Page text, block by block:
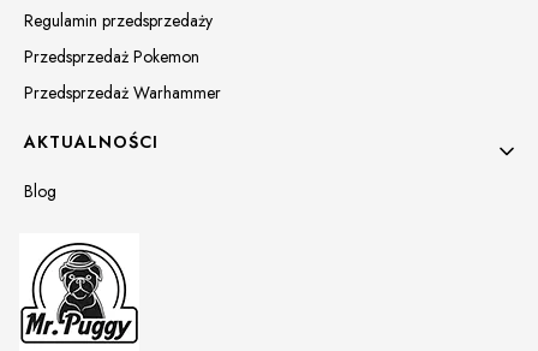
Regulamin przedsprzedaży
Przedsprzedaż Pokemon
Przedsprzedaż Warhammer
AKTUALNOŚCI
Blog